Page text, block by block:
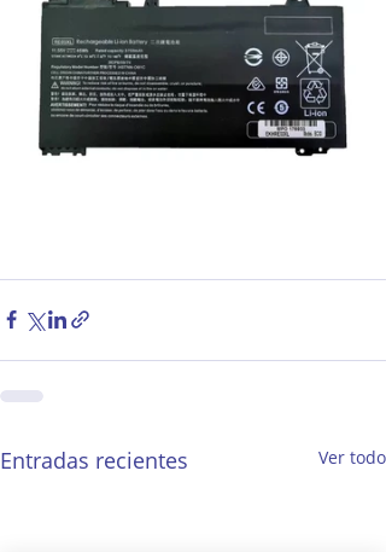
Entradas recientes Ver todo